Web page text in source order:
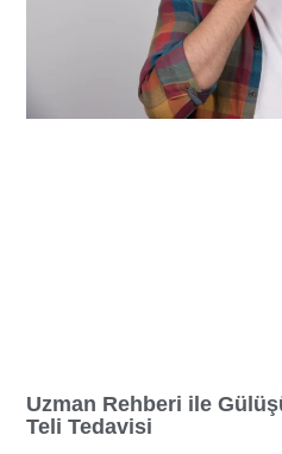
Uzman Rehberi ile
Teli Tedavisi